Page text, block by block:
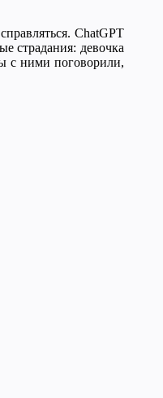
ChatGPT
страдания: девочка
с ними поговорили,